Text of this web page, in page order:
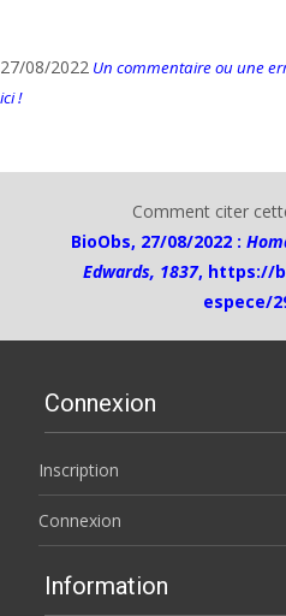
27/08/2022 Un commentaire ou une
ici !
Comment citer
BioObs, 27/08/2022 :
Edwards, 1837, https://
espece/
Connexion
Inscription
Connexion
Information